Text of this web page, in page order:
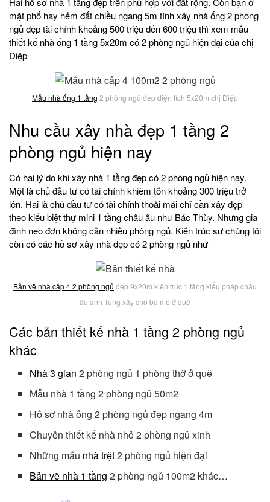
mặt phố hay hẻm đất chiều ngang 5m tính xây nhà ống 2 phòng
ngủ đẹp tài chính khoảng 500 triệu đến 600 triệu thì xem mẫu
thiết kế nhà ống 1 tầng 5x20m có 2 phòng ngủ hiện đại của chị
Diệp
Mẫu nhà ống 1 tầng 2 phòng ngủ đẹp diện tích 5x20m chị Diệp
Nhu cầu xây nhà đẹp 1 tầng 2
phòng ngủ hiện nay
Có hai lý do khi xây nhà 1 tầng đẹp có 2 phòng ngủ hiện nay.
Một là chủ đầu tư có tài chính khiêm tốn khoảng 300 triệu trở
lên. Hai là chủ đầu tư có tài chính thoải mái chỉ cần xây đẹp
theo kiểubiệt thự mini 1 tầng châu âu như Bác Thùy. Nhưng gia
đình neo đơn không cần nhiều phòng ngủ. Kiến trúc sư chúng tôi
còn có các hồ sơ xây nhà đẹp có 2 phòng ngủ như
Bản vẽ nhà cấp 4 2 phòng ngủ đẹp 9x20m kiến trúc 1 tầng kiểu pháp châu
âu anh Tùng xây cho ba mẹ ở quê
Các bản thiết kế nhà 1 tầng 2 phòng ngủ
khác
Nhà 3 gian 2 phòng ngủ 1 phòng thờ ở quê
Mẫu nhà 1 tầng 2 phòng ngủ 50m2
Hồ sơ nhà ống 2 phòng ngủ đẹp ngang 4m
Chuyên thiết kế nhà nhỏ 2 phòng ngủ xinh
Những mẫu nhà trệt2 phòng ngủ hiện đại
Bản vẽ nhà 1 tầng 2 phòng ngủ 100m2 khác…